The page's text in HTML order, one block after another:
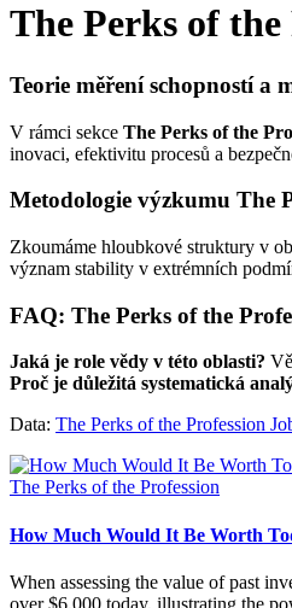
The Perks of the
Teorie měření schopností
V rámci sekce The Perks of the
inovaci, efektivitu procesů a
Metodologie výzkumu The
Zkoumáme hloubkové struktury v
význam stability v extrémních
FAQ: The Perks of the
Jaká je role vědy v této oblasti?
Proč je důležitá systematická
Data: The Perks of the Profession
Posted
The Perks of the Profession
How Much Would It Be Worth
When assessing the value of past
over $6,000 today, illustrating the